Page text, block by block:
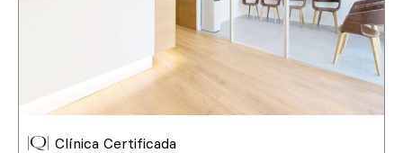
Clínica Certificada